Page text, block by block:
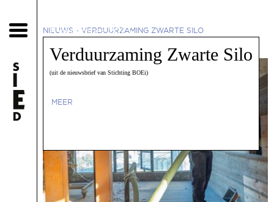
NIEUWS - VERDUURZAMING ZWARTE SILO
6 december 2023
Verduurzaming Zwarte Silo
(uit de nieuwsbrief van Stichting BOEi)
MEER